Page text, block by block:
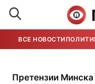
ВСЕ НОВОСТИ
Претензии